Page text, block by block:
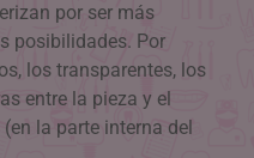
por ser más
posibilidades. Por
los transparentes, los
entre la pieza y el
la parte interna del